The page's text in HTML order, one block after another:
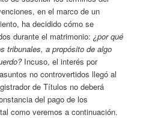
en el marco de un
ha decidido cómo se
durante el matrimonio: ¿por qué
tribunales, a propósito de algo
Incuso, el interés por
no controvertidos llegó al
de Títulos no deberá
del pago de los
como veremos a continuación.